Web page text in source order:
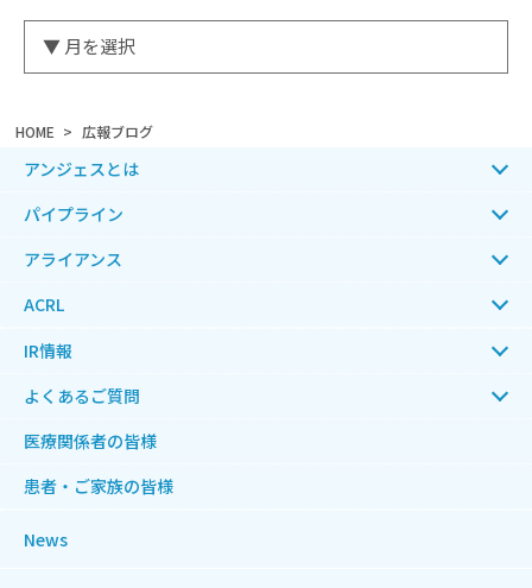
HOME 広報ブログ
アンジェスとは
パイプライン
アライアンス
ACRL
IR情報
よくあるご質問
医療関係者の皆様
患者・ご家族の皆様
News